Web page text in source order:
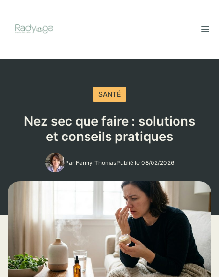
contenu
SANTÉ
Nez sec que faire : solutions
et conseils pratiques
Par Fanny ThomasPublié le 08/02/2026